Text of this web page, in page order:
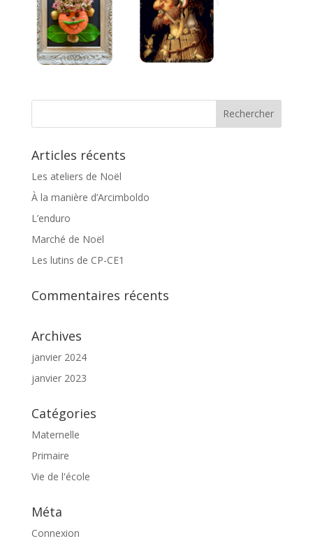
Articles récents
Les ateliers de Noël
À la manière d’Arcimboldo
L’enduro
Marché de Noël
Les lutins de CP-CE1
Commentaires récents
Archives
janvier 2024
janvier 2023
Catégories
Maternelle
Primaire
Vie de l'école
Méta
Connexion